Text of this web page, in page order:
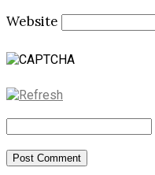
Website